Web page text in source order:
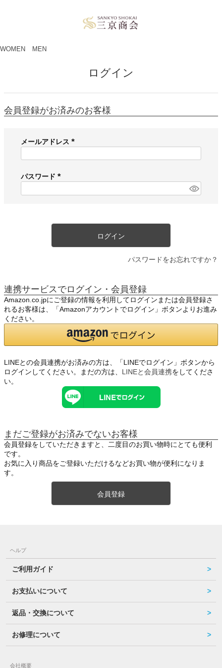
WOMEN MEN
ログイン
会員登録がお済みのお客様
メールアドレス
必
)
パスワード
必
ログイン
パスワードをお忘れですか？
連携サービスでログイン・会員登録
Amazon.co.jpにご登録の情報を利用してログインまたは会員登録さ
れるお客様は、「Amazonアカウントでログイン」ボタンよりお進み
ください。
LINEとの会員連携がお済みの方は、「LINEでログイン」ボタンから
ログインしてください。まだの方は、 LINEと会員連携をしてくださ
い。
まだご登録がお済みでないお客様
会員登録をしていただきますと、二度目のお買い物時にとても便利
です。
お気に入り商品をご登録いただけるなどお買い物が便利になりま
す。
会員登録
ヘルプ
ご利用ガイド
お支払いについて
返品・交換について
お修理について
会社概要